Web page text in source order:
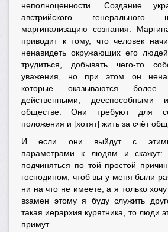
неполноценности. Создание
австрийского генерального
маргинализацию сознания.
приводит к тому, что человек
ненавидеть окружающих его
трудиться, добывать чего-то
уважения, но при этом он
которые оказываются
действенными,
обществе. Они требуют для
положения и [хотят] жить за счёт
И если они выйдут с этими
параметрами к людям и
подчиняться по той простой
господином, чтоб вы у меня были
ни на что не имеете, а я только
взамен этому я буду служить
такая иерархия курятника, то люди
примут.